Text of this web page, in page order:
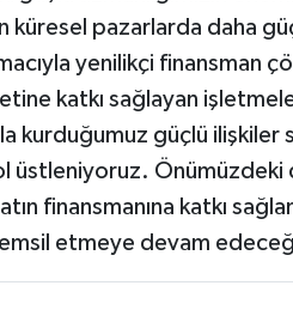
küresel pazarlarda daha
yenilikçi finansman
katkı sağlayan
kurduğumuz güçlü ilişkiler
üstleniyoruz. Önümüzdeki
finansmanına katkı
etmeye devam